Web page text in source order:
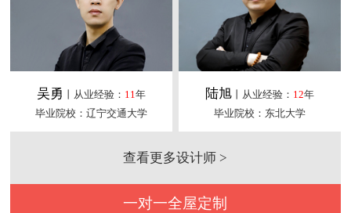
吴勇 丨从业经验： 11年
毕业院校：辽宁交通大学
陆旭丨从业经验： 12年
毕业院校：东北大学
查看更多设计师 >
一对一全屋定制